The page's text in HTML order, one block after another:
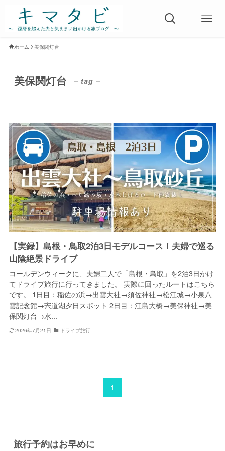
ホーム 美保関灯台
美保関灯台 – tag –
【実録】島根・鳥取2泊3日モデルコース！夫婦で巡る
山陰絶景ドライブ
コールデンウィークに、夫婦二人で「島根・鳥取」を2泊3日かけ
てドライブ旅行に行ってきました。 実際に回ったルートはこちら
です。 1日目：稲佐の浜→出雲大社→須佐神社→松江城→小泉八
雲記念館→宍道湖夕日スポット 2日目：江島大橋→美保神社→美
保関灯台→水...
2026年7月21日 ドライブ旅行
1
旅行予約はお早めに